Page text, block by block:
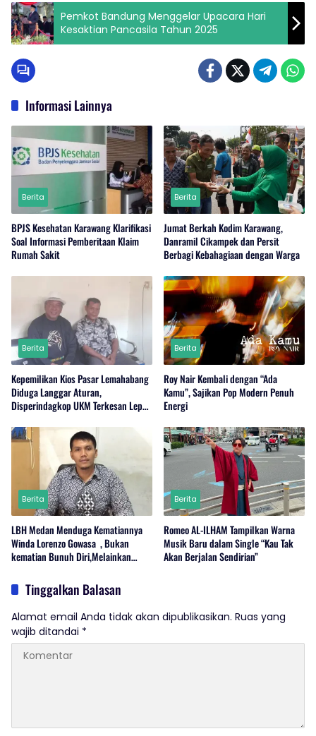
Pemkot Bandung Menggelar Upacara Hari
Kesaktian Pancasila Tahun 2025
Informasi Lainnya
Berita
BPJS Kesehatan Karawang Klarifikasi
Soal Informasi Pemberitaan Klaim
Rumah Sakit
Berita
Jumat Berkah Kodim Karawang,
Danramil Cikampek dan Persit
Berbagi Kebahagiaan dengan Warga
Berita
Kepemilikan Kios Pasar Lemahabang
Diduga Langgar Aturan,
Disperindagkop UKM Terkesan Lepas
Berita
Roy Nair Kembali dengan “Ada
Kamu”, Sajikan Pop Modern Penuh
Energi
Berita
LBH Medan Menduga Kematiannya
Winda Lorenzo Gowasa , Bukan
kematian Bunuh Diri,Melainkan
Berita
Romeo AL-ILHAM Tampilkan Warna
Musik Baru dalam Single “Kau Tak
Akan Berjalan Sendirian”
Tinggalkan Balasan
Alamat email Anda tidak akan dipublikasikan. Ruas yang
wajib ditandai *